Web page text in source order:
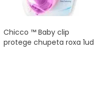
Chicco ™ Baby clip
protege chupeta roxa 1ud